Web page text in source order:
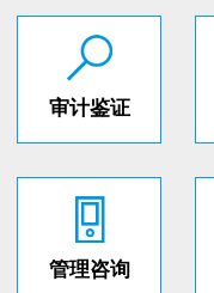
审计鉴证
管理咨询